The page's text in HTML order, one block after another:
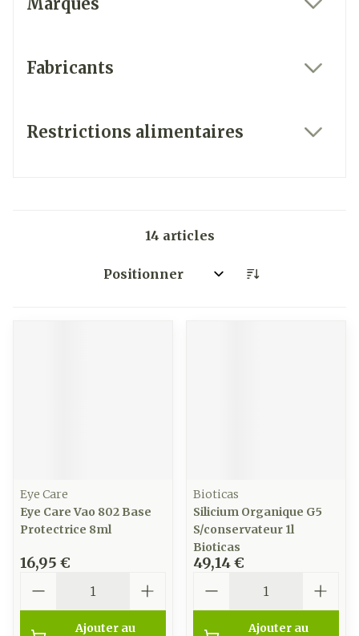
Fabricants
Restrictions alimentaires
14 articles
Trier par:
Eye Care
Eye Care Vao 802 Base
Protectrice 8ml
16,95 €
Ajouter au
Bioticas
Silicium Organique G5
S/conservateur 1l
Bioticas
49,14 €
Ajouter au